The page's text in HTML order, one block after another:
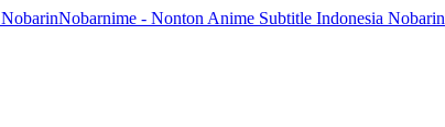
Nobarnime - Nonton Anime Subtitle Indonesia Nobarin